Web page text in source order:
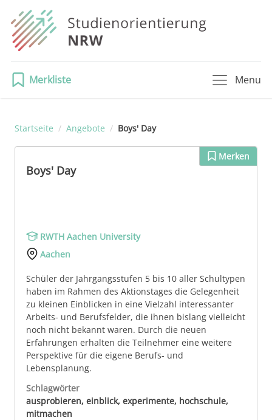
Merkliste Menu
Startseite / Angebote / Boys' Day
Merken
Boys' Day
RWTH Aachen University
Aachen
Schüler der Jahrgangsstufen 5 bis 10 aller Schultypen
haben im Rahmen des Aktionstages die Gelegenheit
zu kleinen Einblicken in eine Vielzahl interessanter
Arbeits- und Berufsfelder, die ihnen bislang vielleicht
noch nicht bekannt waren. Durch die neuen
Erfahrungen erhalten die Teilnehmer eine weitere
Perspektive für die eigene Berufs- und
Lebensplanung.
Schlagwörter
ausprobieren, einblick, experimente, hochschule,
mitmachen